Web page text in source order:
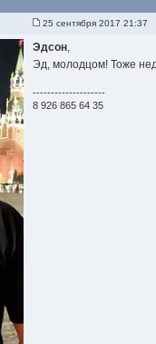
25 сентября 2017 21:37
Эдсон,
Эд, молодцом! Тоже
--------------------
8 926 865 64 35